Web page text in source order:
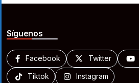
Síguenos
Facebook Twitter
Tiktok Instagram